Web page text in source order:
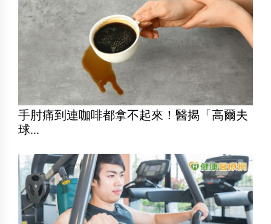
手肘痛到連咖啡都拿不起來！醫揭「高爾夫
球...